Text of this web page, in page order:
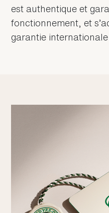
est authentique et
fonctionnement, et
garantie internationale